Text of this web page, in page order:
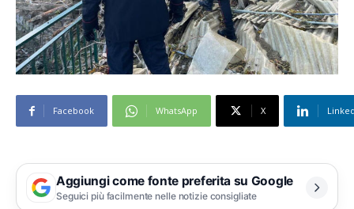
Facebook WhatsApp X
Aggiungi come fonte preferita su Google
Seguici più facilmente nelle notizie consigliate